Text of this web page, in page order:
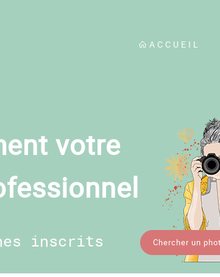
ACCUEIL
votre
inscrits Chercher un